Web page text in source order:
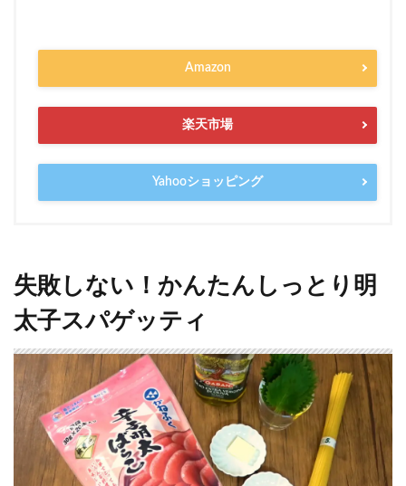
Amazon
楽天市場
Yahooショッピング
失敗しない！かんたんしっとり明
太子スパゲッティ